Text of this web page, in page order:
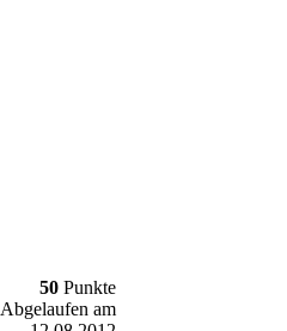
50 Punkte
Abgelaufen am